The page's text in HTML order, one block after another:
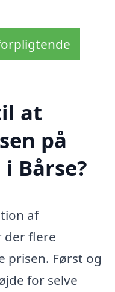
at
på
Bårse?
af
der flere
prisen. Først og
for selve